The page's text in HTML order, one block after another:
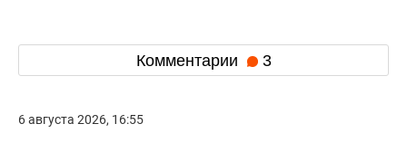
Комментарии 3
6 августа 2026, 16:55